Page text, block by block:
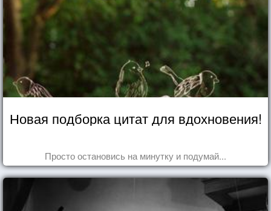
Новая подборка цитат для вдохновения!
Просто остановись на минутку и подумай...